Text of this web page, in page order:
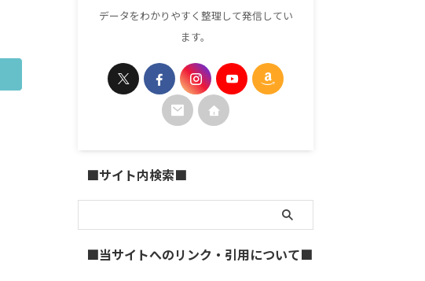
データをわかりやすく整理して発信してい
ます。
■サイト内検索■
■当サイトへのリンク・引用について■